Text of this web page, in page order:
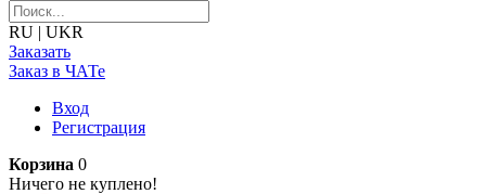
RU | UKR
Заказать
Заказ в ЧАТе
Вход
Регистрация
Корзина 0
Ничего не куплено!